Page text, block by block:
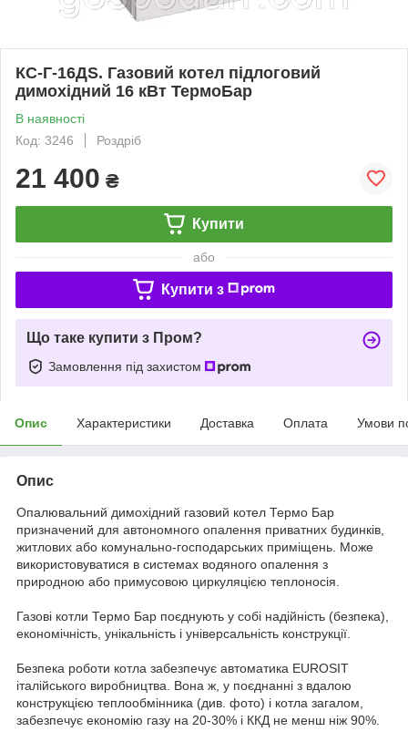
КС-Г-16ДS. Газовий котел підлоговий
димохідний 16 кВт ТермоБар
В наявності
Код: 3246
Роздріб
21 400 ₴
Купити
або
Купити з
Що таке купити з Пром?
Замовлення під захистом
Опис Характеристики Доставка Оплата Умови
Опис
Опалювальний димохідний газовий котел Термо Бар
призначений для автономного опалення приватних будинків,
житлових або комунально-господарських приміщень. Може
використовуватися в системах водяного опалення з
природною або примусовою циркуляцією теплоносія.
Газові котли Термо Бар поєднують у собі надійність (безпека),
економічність, унікальність і універсальність конструкції.
Безпека роботи котла забезпечує автоматика EUROSIT
італійського виробництва. Вона ж, у поєднанні з вдалою
конструкцією теплообмінника (див. фото) і котла загалом,
забезпечує економію газу на 20-30% і ККД не менш ніж 90%.